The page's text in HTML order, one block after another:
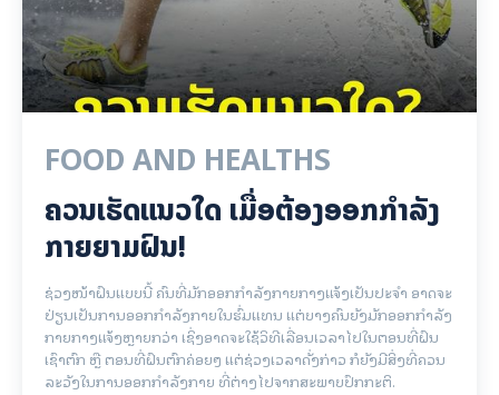
FOOD AND HEALTHS
ຄວນເຮັດແນວໃດ ເມື່ອຕ້ອງອອກກຳລັງ
ກາຍຍາມຝົນ!
ຊ່ວງໜ້າຝົນແບບນີ້ ຄົນທີ່ມັກອອກກຳລັງກາຍກາງແຈ້ງເປັນປະຈຳ ອາດຈະ
ປ່ຽນເປັນການອອກກຳລັງກາຍໃນຮົ່ມແທນ ແຕ່ບາງຄົນຍັງມັກອອກກຳລັງ
ກາຍກາງແຈ້ງຫຼາຍກວ່າ ເຊິ່ງອາດຈະໃຊ້ວິທີເລື່ອນເວລາໄປໃນຕອນທີ່ຝົນ
ເຊົາຕົກ ຫຼື ຕອນທີ່ຝົນຕົກຄ່ອຍໆ ແຕ່ຊ່ວງເວລາດັ່ງກ່າວ ກໍຍັງມີສິ່ງທີ່ຄວນ
ລະວັງໃນການອອກກຳລັງກາຍ ທີ່ຕ່າງໄປຈາກສະພາບປົກກະຕິ.